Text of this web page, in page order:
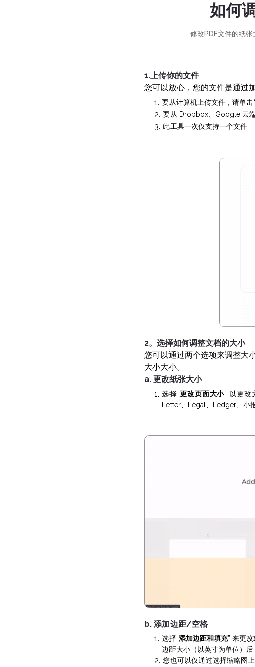
如何
修改PDF文件的纸
1.上传你的文件
您可以放心，您的文件是通过
要从计算机上传文件，请单击
要从 Dropbox、Google 云
此工具一次仅支持一个文件
2。选择如何调整文档的大小
您可以通过两个选项来调整大
大小大小。
a. 更改纸张大小
选择”更改页面大小” 以更改
Letter、Legal、Ledger、小
b. 添加边距/空格
选择”添加边距和填充” 来更
边距大小（以英寸为单位）后
您也可以仅通过选择缩略图